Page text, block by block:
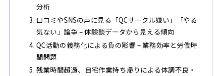
分析
口コミやSNSの声に見る「QCサークル嫌い」「やる
気ない」論争 – 体験談データから見える傾向
QC活動の義務化による負の影響 – 業務効率と労働時
間問題
残業時間超過、自宅作業持ち帰りによる体調不良・